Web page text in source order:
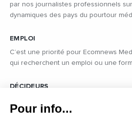
par nos journalistes professionnels
dynamiques des pays du pourtour
EMPLOI
C’est une priorité pour Ecomnews
qui recherchent un emploi ou une
DÉCIDEURS
politique des pays du pourtour de la
Pour info...